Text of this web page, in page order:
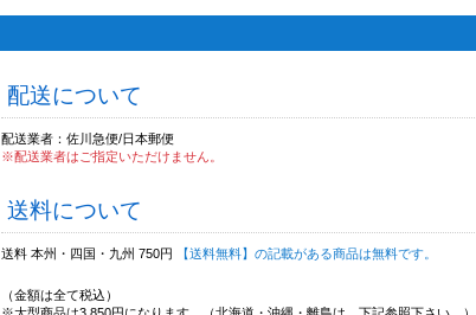
配送について
配送業者：佐川急便/日本郵便
※配送業者はご指定いただけません。
送料について
送料 本州・四国・九州 750円 【送料無料】の記載がある商品は無料です。
（金額は全て税込）